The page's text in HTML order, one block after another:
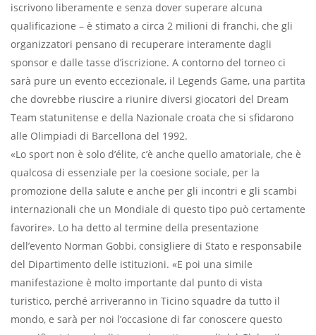
iscrivono liberamente e senza dover superare alcuna
qualificazione – è stimato a circa 2 milioni di franchi, che gli
organizzatori pensano di recuperare interamente dagli
sponsor e dalle tasse d’iscrizione. A contorno del torneo ci
sarà pure un evento eccezionale, il Legends Game, una partita
che dovrebbe riuscire a riunire diversi giocatori del Dream
Team statunitense e della Nazionale croata che si sfidarono
alle Olimpiadi di Barcellona del 1992.
«Lo sport non è solo d’élite, c’è anche quello amatoriale, che è
qualcosa di essenziale per la coesione sociale, per la
promozione della salute e anche per gli incontri e gli scambi
internazionali che un Mondiale di questo tipo può certamente
favorire». Lo ha detto al termine della presentazione
dell’evento Norman Gobbi, consigliere di Stato e responsabile
del Dipartimento delle istituzioni. «E poi una simile
manifestazione è molto importante dal punto di vista
turistico, perché arriveranno in Ticino squadre da tutto il
mondo, e sarà per noi l’occasione di far conoscere questo